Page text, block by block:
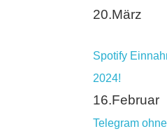
20.März
Spotify
2024!
16.Februar
Telegram